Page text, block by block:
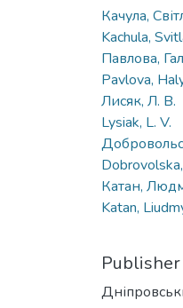
Качула,
Kachula,
Павлова,
Pavlova,
Лисяк, Л. В.
Lysiak, L. V.
Катан,
Katan,
Publisher